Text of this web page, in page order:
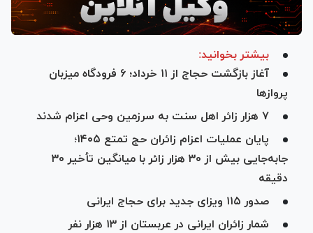
بیشتر بخوانید:
آغاز بازگشت حجاج از ۱۱ خرداد؛ ۶ فرودگاه میزبان
پرواز‌ها
۷ هزار زائر اهل سنت به سرزمین وحی اعزام شدند
پایان عملیات اعزام زائران حج تمتع ۱۴۰۵؛
جابه‌جایی بیش از ۳۰ هزار زائر با میانگین تأخیر ۳۰
دقیقه
صدور ۱۱۵ ویزای جدید برای حجاج ایرانی
شمار زائران ایرانی در عربستان از ۱۳ هزار نفر